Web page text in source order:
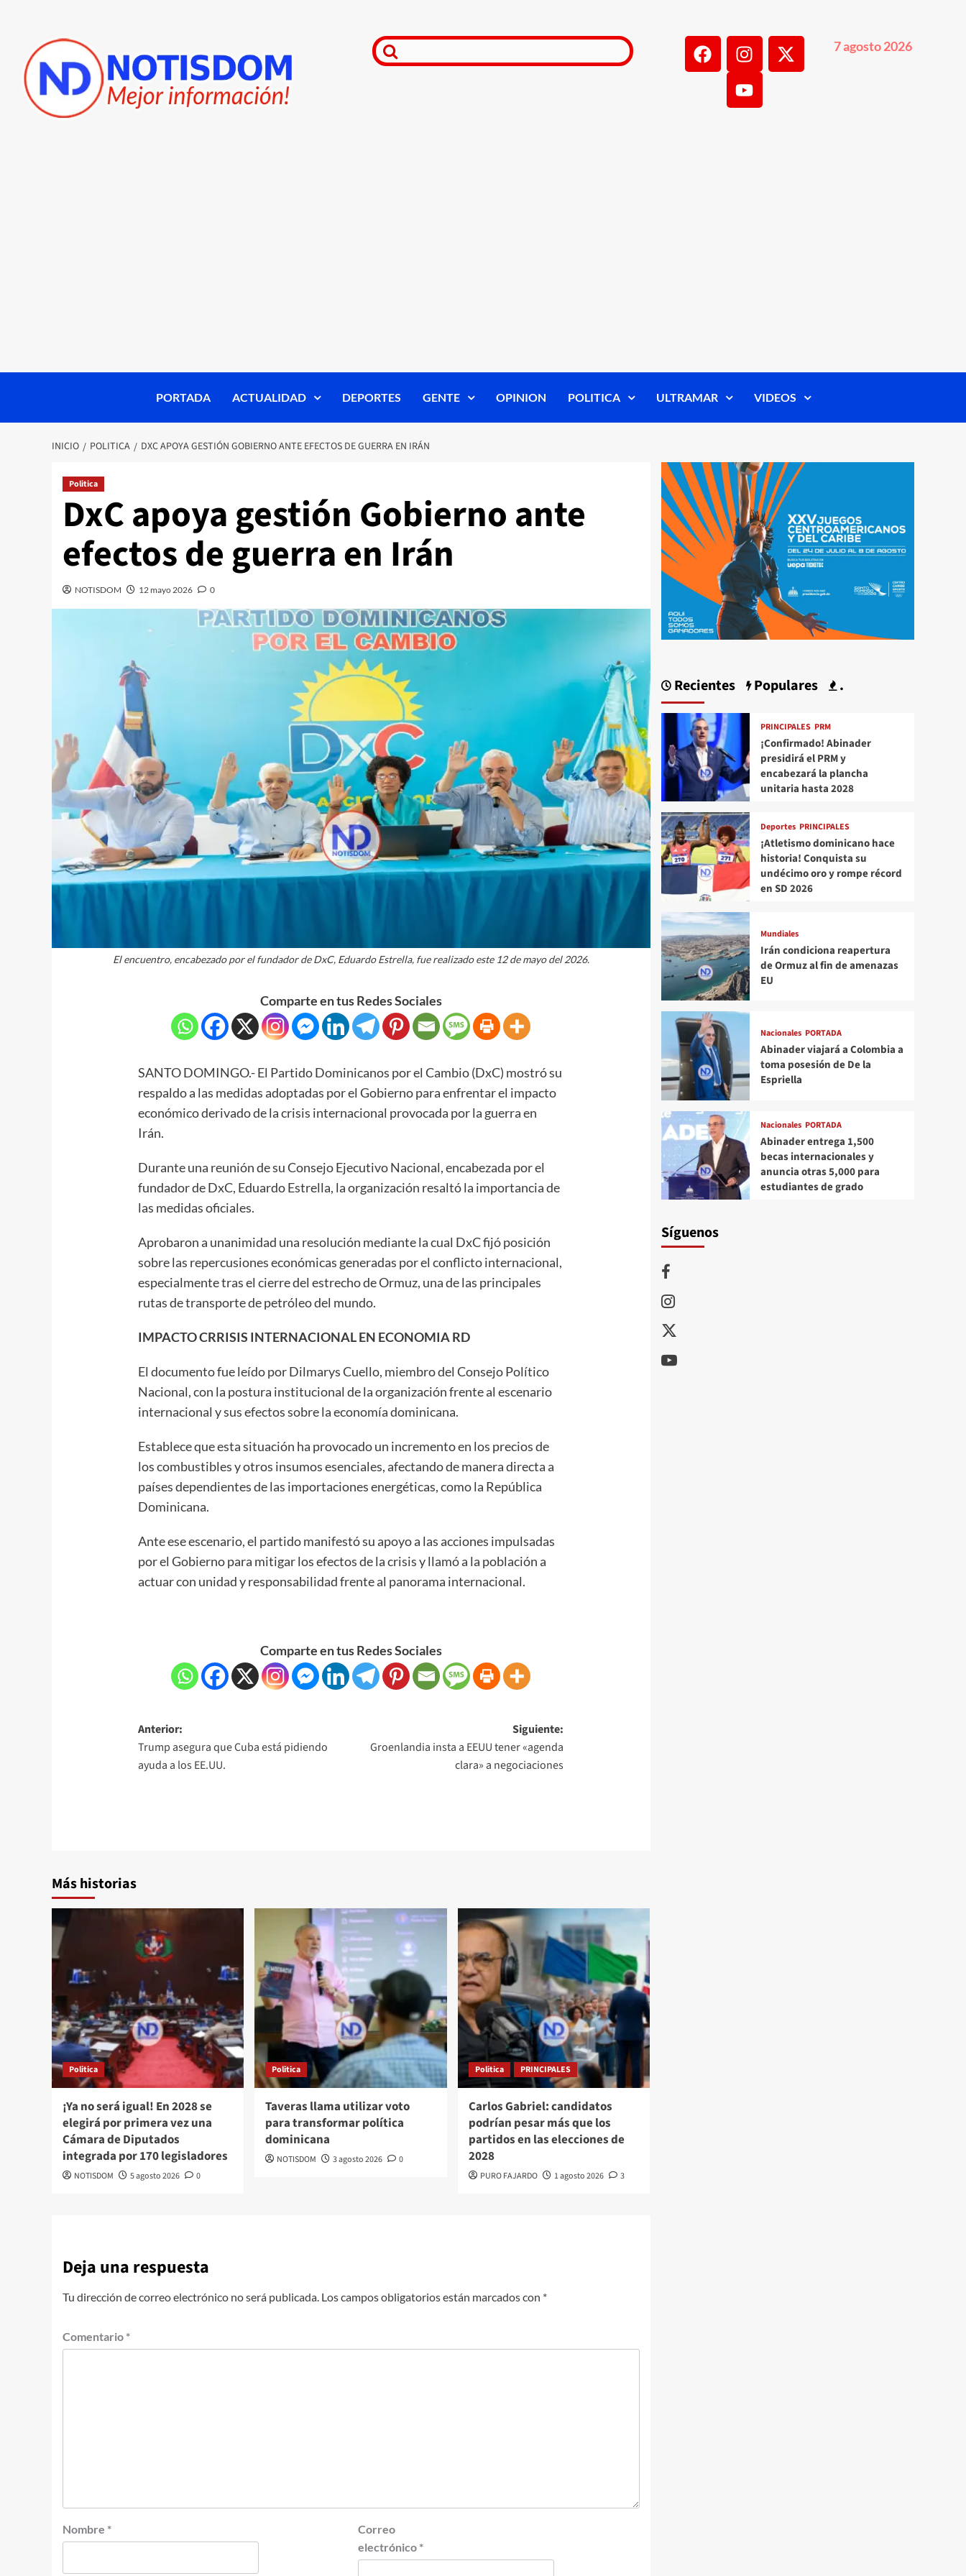
7 agosto 2026
PORTADA ACTUALIDAD DEPORTES GENTE OPINION POLITICA ULTRAMAR VIDEOS
INICIO POLITICA DXC APOYA GESTIÓN GOBIERNO ANTE EFECTOS DE GUERRA EN IRÁN
Politica
DxC apoya gestión Gobierno ante
efectos de guerra en Irán
NOTISDOM 12 mayo 2026 0
El encuentro, encabezado por el fundador de DxC, Eduardo Estrella, fue realizado este 12 de mayo del 2026.
Comparte en tus Redes Sociales
SANTO DOMINGO.- El Partido Dominicanos por el Cambio (DxC) mostró su
respaldo a las medidas adoptadas por el Gobierno para enfrentar el impacto
económico derivado de la crisis internacional provocada por la guerra en
Irán.
Durante una reunión de su Consejo Ejecutivo Nacional, encabezada por el
fundador de DxC, Eduardo Estrella, la organización resaltó la importancia de
las medidas oficiales.
Aprobaron a unanimidad una resolución mediante la cual DxC fijó posición
sobre las repercusiones económicas generadas por el conflicto internacional,
especialmente tras el cierre del estrecho de Ormuz, una de las principales
rutas de transporte de petróleo del mundo.
IMPACTO CRRISIS INTERNACIONAL EN ECONOMIA RD
El documento fue leído por Dilmarys Cuello, miembro del Consejo Político
Nacional, con la postura institucional de la organización frente al escenario
internacional y sus efectos sobre la economía dominicana.
Establece que esta situación ha provocado un incremento en los precios de
los combustibles y otros insumos esenciales, afectando de manera directa a
países dependientes de las importaciones energéticas, como la República
Dominicana.
Ante ese escenario, el partido manifestó su apoyo a las acciones impulsadas
por el Gobierno para mitigar los efectos de la crisis y llamó a la población a
actuar con unidad y responsabilidad frente al panorama internacional.
Comparte en tus Redes Sociales
Anterior:
Trump asegura que Cuba está pidiendo
ayuda a los EE.UU.
Siguiente:
Groenlandia insta a EEUU tener «agenda
clara» a negociaciones
Más historias
Politica
¡Ya no será igual! En 2028 se
elegirá por primera vez una
Cámara de Diputados
integrada por 170 legisladores
NOTISDOM 5 agosto 2026 0
Politica
Taveras llama utilizar voto
para transformar política
dominicana
NOTISDOM 3 agosto 2026 0
Politica PRINCIPALES
Carlos Gabriel: candidatos
podrían pesar más que los
partidos en las elecciones de
2028
PURO FAJARDO 1 agosto 2026 3
Deja una respuesta
Tu dirección de correo electrónico no será publicada. Los campos obligatorios están marcados con *
Comentario *
Nombre *
Correo
electrónico *
Recientes Populares .
PRINCIPALES PRM
¡Confirmado! Abinader
presidirá el PRM y
encabezará la plancha
unitaria hasta 2028
Deportes PRINCIPALES
¡Atletismo dominicano hace
historia! Conquista su
undécimo oro y rompe récord
en SD 2026
Mundiales
Irán condiciona reapertura
de Ormuz al fin de amenazas
EU
Nacionales PORTADA
Abinader viajará a Colombia a
toma posesión de De la
Espriella
Nacionales PORTADA
Abinader entrega 1,500
becas internacionales y
anuncia otras 5,000 para
estudiantes de grado
Síguenos